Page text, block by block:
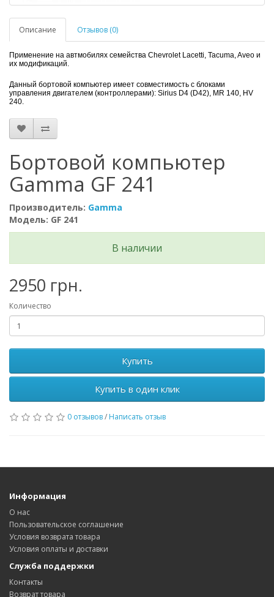
Описание Отзывов (0)
Применение на автмобилях семейства Chevrolet Lacetti, Tacuma, Aveo и
их модификаций.
Данный бортовой компьютер имеет совместимость с блоками
управления двигателем (контроллерами): Sirius D4 (D42), MR 140, HV
240.
Бортовой компьютер
Gamma GF 241
Производитель: Gamma
Модель: GF 241
В наличии
2950 грн.
Количество
Купить
Купить в один клик
0 отзывов/ Написать отзыв
Информация
О нас
Пользовательское соглашение
Условия возврата товара
Условия оплаты и доставки
Служба поддержки
Контакты
Возврат товара